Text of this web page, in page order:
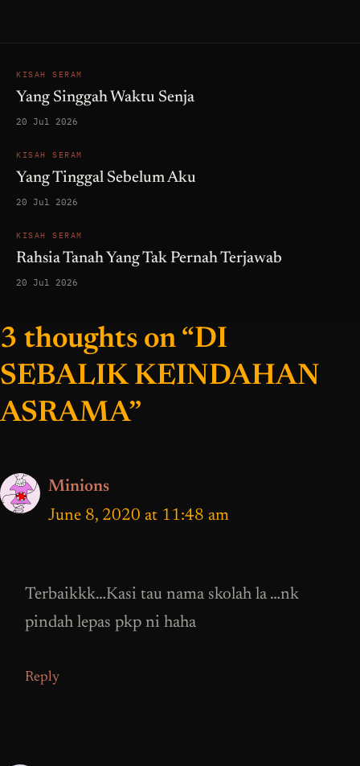
KISAH SERAM
Yang Singgah Waktu Senja
20 Jul 2026
KISAH SERAM
Yang Tinggal Sebelum Aku
20 Jul 2026
KISAH SERAM
Rahsia Tanah Yang Tak Pernah Terjawab
20 Jul 2026
3 thoughts on “DI
SEBALIK KEINDAHAN
ASRAMA”
Minions
June 8, 2020 at 11:48 am
Terbaikkk…Kasi tau nama skolah la …nk
pindah lepas pkp ni haha
Reply